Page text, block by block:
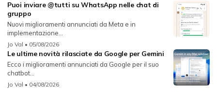
Puoi inviare @tutti su WhatsApp nelle chat di
gruppo
Nuovi miglioramenti annunciati da Meta e in
implementazione...
Jo Val • 05/08/2026
Le ultime novità rilasciate da Google per Gemini
Ecco i miglioramenti annunciati da Google per il suo
chatbot...
Jo Val • 04/08/2026